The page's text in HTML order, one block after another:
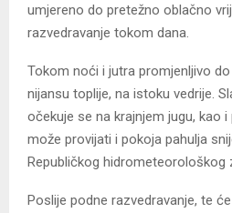
umjereno do pretežno oblačno
razvedravanje tokom dana.
Tokom noći i jutra promjenljivo
nijansu toplije, na istoku vedrije.
očekuje se na krajnjem jugu, kao i
može provijati i pokoja pahulja
Republičkog hidrometeorološkog
Poslije podne razvedravanje, te